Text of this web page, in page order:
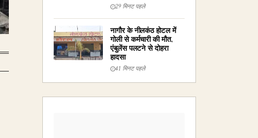
29 मिनट पहले
नागौर के नीलकंठ होटल में
गोली से कर्मचारी की मौत,
एंबुलेंस पलटने से दोहरा
हादसा
41 मिनट पहले